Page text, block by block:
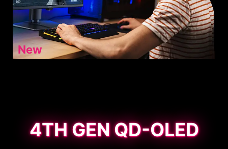
New
4TH GEN QD-OLED